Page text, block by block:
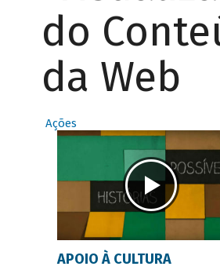
do
da Web
Ações
APOIO À CULTURA